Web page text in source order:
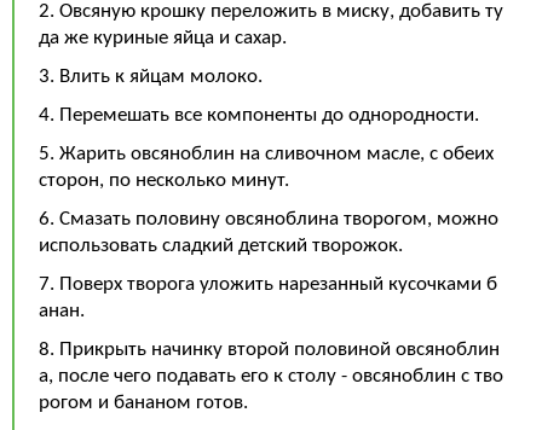
2. Овсяную крошку переложить в миску, добавить ту
да же куриные яйца и сахар.
3. Влить к яйцам молоко.
4. Перемешать все компоненты до однородности.
5. Жарить овсяноблин на сливочном масле, с обеих
сторон, по несколько минут.
6. Смазать половину овсяноблина творогом, можно
использовать сладкий детский творожок.
7. Поверх творога уложить нарезанный кусочками б
анан.
8. Прикрыть начинку второй половиной овсяноблин
а, после чего подавать его к столу - овсяноблин с тво
рогом и бананом готов.